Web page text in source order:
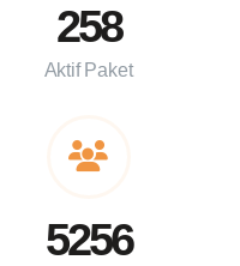
258
Aktif Paket
5256